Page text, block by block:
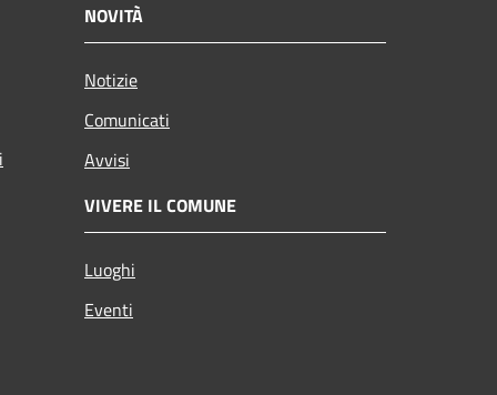
NOVITÀ
Notizie
Comunicati
Avvisi
VIVERE IL COMUNE
Luoghi
Eventi